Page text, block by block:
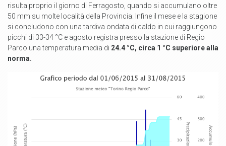
risulta proprio il giorno di Ferragosto, quando si accumulano oltre
50 mm su molte località della Provincia. Infine il mese e la stagione
si concludono con una tardiva ondata di caldo in cui raggiungono
picchi di 33-34 °C e agosto registra presso la stazione di Regio
Parco una temperatura media di 24.4 °C, circa 1 °C superiore alla
norma.